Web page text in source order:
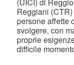
(UICI) di
Reggiani
persone affette
svolgere, con
proprie
difficile